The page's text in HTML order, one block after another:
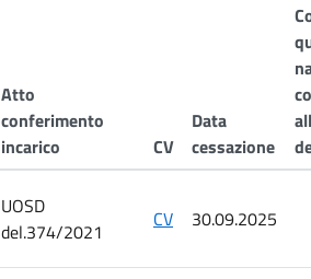
Atto
conferimento
incarico
CV
Data
cessazione
UOSD
del.374/2021
CV 30.09.2025